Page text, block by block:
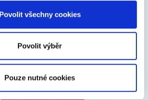
Povolit všechny cookies
Povolit výběr
Pouze nutné cookies
Zobrazit více